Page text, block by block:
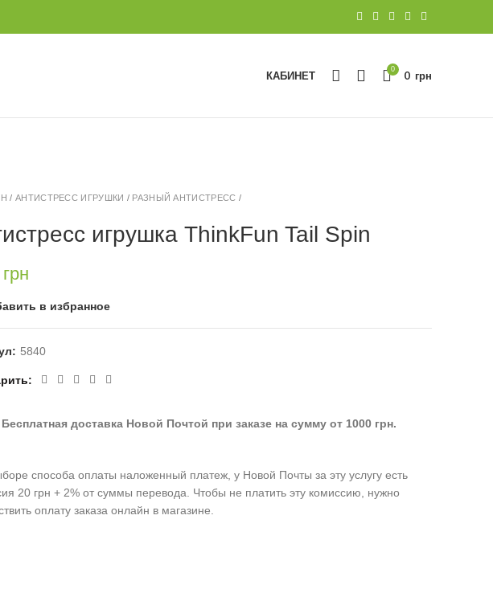
КАБИНЕТ 0 0 грн
/АНТИСТРЕСС ИГРУШКИ / РАЗНЫЙ АНТИСТРЕСС /
игрушка ThinkFun Tail Spin
грн
в избранное
5840
Бесплатная доставка Новой Почтой при заказе на сумму от 1000 грн.
способа оплаты наложенный платеж, у Новой Почты за эту услугу есть
20 грн + 2% от суммы перевода. Чтобы не платить эту комиссию, нужно
оплату заказа онлайн в магазине.